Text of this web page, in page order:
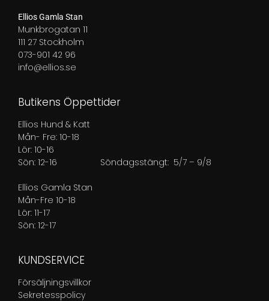
Ellios Gamla Stan
Munkbrogatan 11
111 27 Stockholm
073-901 42 96
info@ellios.se
Butikens Öppettider
Ellios Hund & Katt
Mån- Fre: 10-18
Lör: 10-16
Sön: 12-16 Söndagsstängt: 5/7 – 9/8
Ellios Gamla Stan
Mån-Fre 10-18
Lör: 11-17
Sön: 12-17
KUNDSERVICE
Försäljningsvillkor
Sekretesspolicy